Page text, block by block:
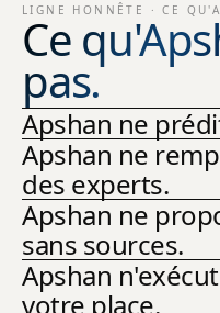
LIGNE HONNÊTE · CE
Ce
pas.
Apshan ne
Apshan ne
des experts.
Apshan ne
sans sources.
Apshan
votre place.